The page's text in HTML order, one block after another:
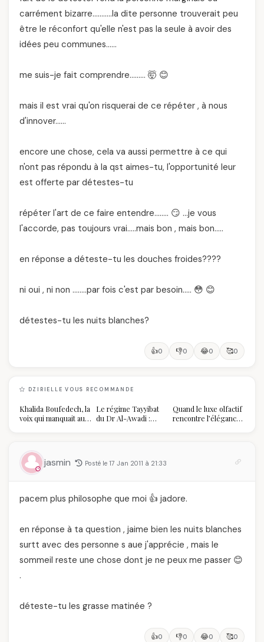
carrément bizarre………..la dite personne trouverait peu
être le réconfort qu'elle n'est pas la seule à avoir des
idées peu communes……
me suis-je fait comprendre……… 🤯 😊
mais il est vrai qu'on risquerai de ce répéter , à nous
d'innover……
encore une chose, cela va aussi permettre à ce qui
n'ont pas répondu à la qst aimes-tu, l'opportunité leur
est offerte par détestes-tu
répéter l'art de ce faire entendre…….. 😏 …je vous
l'accorde, pas toujours vrai…..mais bon , mais bon…..
en réponse a déteste-tu les douches froides????
ni oui , ni non ……..par fois c'est par besoin….. 😳 😊
détestes-tu les nuits blanches?
👍0 👎0 😂0 🥰0
DZIRIELLE VOUS RECOMMANDE
Khalida Boufedech, la
voix qui manquait au
Le régime Tayyibat
du Dr Al-Awadi :
vraiment savoir
Quand le luxe olfactif
rencontre l’élégance
jasmin Posté le 17 Jan 2011 à 21:33
pacem plus philosophe que moi 👍 jadore.
en réponse à ta question , jaime bien les nuits blanches
surtt avec des personne s aue j'apprécie , mais le
sommeil reste une chose dont je ne peux me passer 😊
.
déteste-tu les grasse matinée ?
👍0 👎0 😂0 🥰0